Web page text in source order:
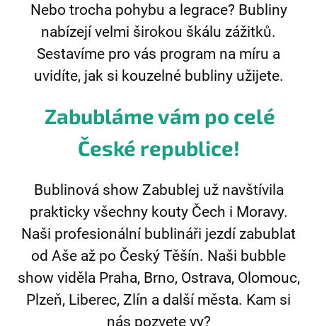
Nebo trocha pohybu a legrace? Bubliny
nabízejí velmi širokou škálu zážitků.
Sestavíme pro vás program na míru a
uvidíte, jak si kouzelné bubliny užijete.
Zabubláme vám po celé
České republice!
Bublinová show Zabublej už navštívila
prakticky všechny kouty Čech i Moravy.
Naši profesionální bublináři jezdí zabublat
od Aše až po Český Těšín. Naši bubble
show viděla Praha, Brno, Ostrava, Olomouc,
Plzeň, Liberec, Zlín a další města. Kam si
nás pozvete vy?